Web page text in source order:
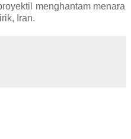
menghantam menara
Iran.